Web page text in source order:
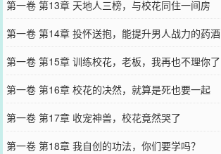
第一卷 第13章 天地人三榜，与校花同住一间房
第一卷 第14章 投怀送抱，能提升男人战力的药酒
第一卷 第15章 训练校花，老板，我再也不理你了
第一卷 第16章 校花的决然，就算是死也要一起
第一卷 第17章 收宠神兽，校花竟然哭了
第一卷 第18章 我自创的功法，你们要学吗？